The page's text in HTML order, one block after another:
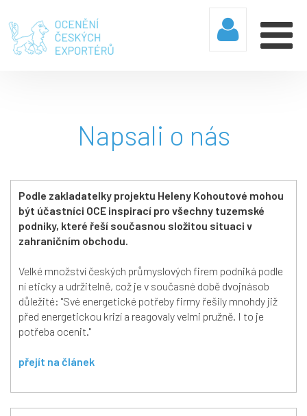
Napsali o nás
Podle zakladatelky projektu Heleny Kohoutové mohou
být účastníci OCE inspirací pro všechny tuzemské
podniky, které řeší současnou složitou situaci v
zahraničním obchodu.
Velké množství českých průmyslových firem podniká podle
ní eticky a udržitelně, což je v současné době dvojnásob
důležité: "Své energetické potřeby firmy řešily mnohdy již
před energetickou krizí a reagovaly velmi pružně. I to je
potřeba ocenit."
přejít na článek